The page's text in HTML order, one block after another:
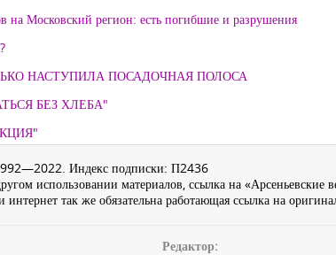
на Московский регион: есть погибшие и разрушения
НАСТУПИЛА ПОСАДОЧНАЯ ПОЛОСА
БЕЗ ХЛЕБА"
Индекс подписки: П2436
использовании материалов, ссылка на «Арсеньевские
так же обязательна работающая ссылка на
Редактор: